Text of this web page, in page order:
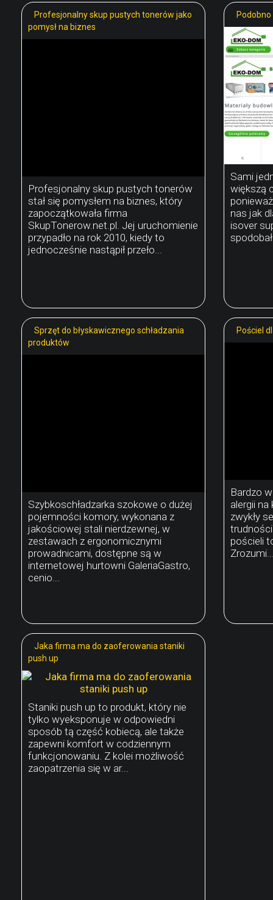
Profesjonalny skup pustych tonerów jako
pomysł na biznes
Profesjonalny skup pustych tonerów
stał się pomysłem na biznes, który
zapoczątkowała firma
SkupTonerow.net.pl. Jej uruchomienie
przypadło na rok 2010, kiedy to
jednocześnie nastąpił przeło...
Sami
większą
nas jak
isover
Sprzęt do błyskawicznego schładzania
produktów
Szybkoschładzarka szokowe o dużej
pojemności komory, wykonana z
jakościowej stali nierdzewnej, w
zestawach z ergonomicznymi
prowadnicami, dostępne są w
internetowej hurtowni GaleriaGastro,
cenio...
Pościel
Bardzo
alergii
zwykły
pościeli
Jaka firma ma do zaoferowania staniki
push up
Staniki push up to produkt, który nie
tylko wyeksponuje w odpowiedni
sposób tą część kobiecą, ale także
zapewni komfort w codziennym
funkcjonowaniu. Z kolei możliwość
zaopatrzenia się w ar...